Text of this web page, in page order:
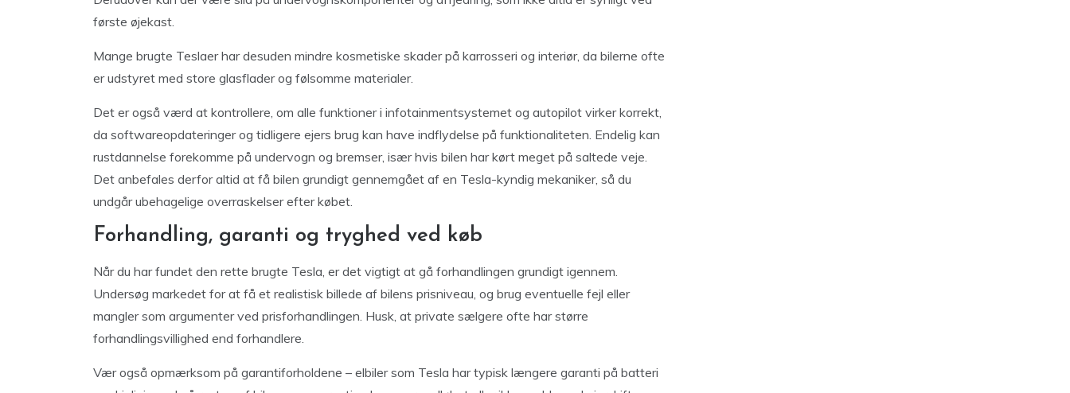
første øjekast.
Mange brugte Teslaer har desuden mindre kosmetiske skader på karrosseri og interiør, da bilerne ofte
er udstyret med store glasflader og følsomme materialer.
Det er også værd at kontrollere, om alle funktioner i infotainmentsystemet og autopilot virker korrekt,
da softwareopdateringer og tidligere ejers brug kan have indflydelse på funktionaliteten. Endelig kan
rustdannelse forekomme på undervogn og bremser, især hvis bilen har kørt meget på saltede veje.
Det anbefales derfor altid at få bilen grundigt gennemgået af en Tesla-kyndig mekaniker, så du
undgår ubehagelige overraskelser efter købet.
Forhandling, garanti og tryghed ved køb
Når du har fundet den rette brugte Tesla, er det vigtigt at gå forhandlingen grundigt igennem.
Undersøg markedet for at få et realistisk billede af bilens prisniveau, og brug eventuelle fejl eller
mangler som argumenter ved prisforhandlingen. Husk, at private sælgere ofte har større
forhandlingsvillighed end forhandlere.
Vær også opmærksom på garantiforholdene – elbiler som Tesla har typisk længere garanti på batteri